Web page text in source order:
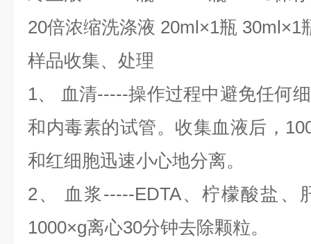
20倍浓缩洗涤液 20ml×1瓶
样品收集、处理
1、 血清-----操作过程中避免任何
和内毒素的试管。收集血液后，
和红细胞迅速小心地分离。
2、 血浆-----EDTA、柠檬酸盐、
1000×g离心30分钟去除颗粒。